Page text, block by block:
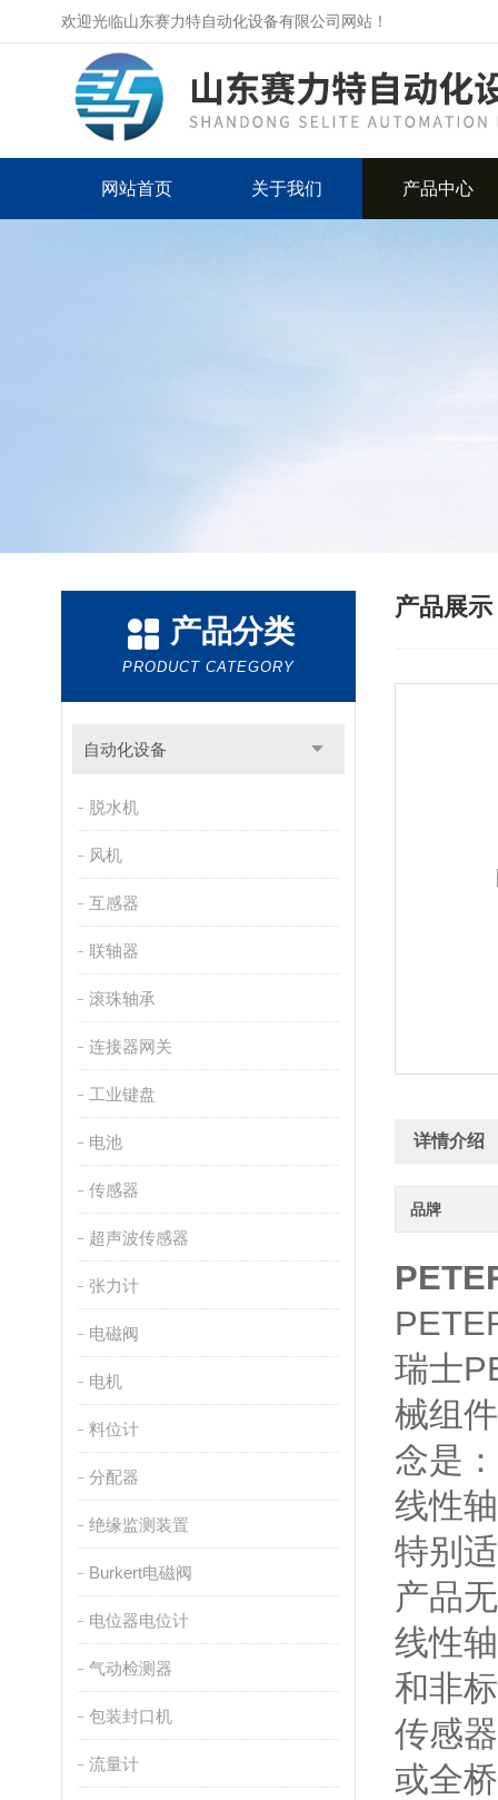
欢迎光临山东赛力特自动化设备有限公司网站！
网站首页 关于我们 产品中心
产品分类
PRODUCT CATEGORY
自动化设备
脱水机
风机
互感器
联轴器
滚珠轴承
连接器网关
工业键盘
电池
传感器
超声波传感器
张力计
电磁阀
电机
料位计
分配器
绝缘监测装置
Burkert电磁阀
电位器电位计
气动检测器
包装封口机
流量计
产品展示
详情介绍
品牌
瑞士
械组
念是
线性
特别
产品
线性
和非
传感
或全